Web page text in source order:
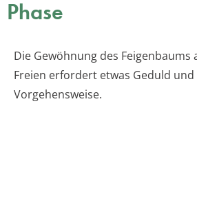
Phase
Die Gewöhnung des Feigenbaums
Freien erfordert etwas Geduld
Vorgehensweise.